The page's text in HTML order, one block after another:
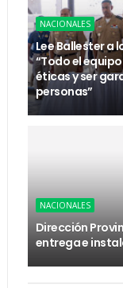
NACIONALES
Lee Ballester a
“Todo el
éticas y ser
personas”
NACIONALES
Dirección
entrega e